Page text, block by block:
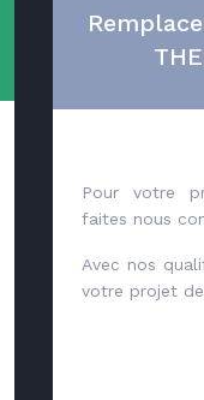
Pour votre
faites nous
Avec nos
votre projet de